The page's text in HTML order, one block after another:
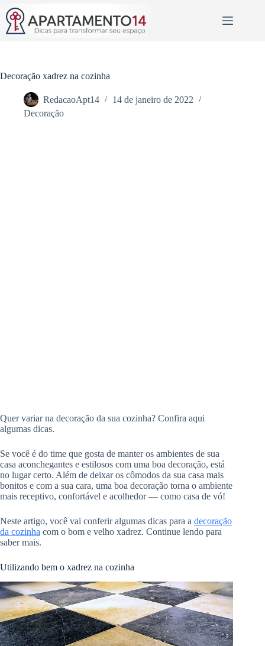
para
conteúdo
Decoração xadrez na cozinha
RedacaoApt14
14 de janeiro de 2022
Decoração
Quer variar na decoração da sua cozinha? Confira aqui
algumas dicas.
Se você é do time que gosta de manter os ambientes de sua
casa aconchegantes e estilosos com uma boa decoração, está
no lugar certo. Além de deixar os cômodos da sua casa mais
bonitos e com a sua cara, uma boa decoração torna o ambiente
mais receptivo, confortável e acolhedor — como casa de vó!
Neste artigo, você vai conferir algumas dicas para a decoração
da cozinha com o bom e velho xadrez. Continue lendo para
saber mais.
Utilizando bem o xadrez na cozinha